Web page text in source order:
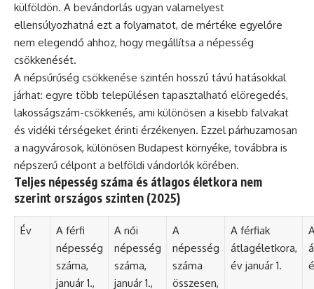
külföldön. A bevándorlás ugyan valamelyest
ellensúlyozhatná ezt a folyamatot, de mértéke egyelőre
nem elegendő ahhoz, hogy megállítsa a népesség
csökkenését.
A népsűrűség csökkenése szintén hosszú távú hatásokkal
járhat: egyre több településen tapasztalható elöregedés,
lakosságszám-csökkenés, ami különösen a kisebb falvakat
és vidéki térségeket érinti érzékenyen. Ezzel párhuzamosan
a nagyvárosok, különösen Budapest környéke, továbbra is
népszerű célpont a belföldi vándorlók körében.
Teljes népesség száma és átlagos életkora nem
szerint országos szinten (2025)
Év
A férfi
népesség
száma,
január 1.,
A női
népesség
száma,
január 1.,
A
népesség
száma
összesen,
A férfiak
átlagéletkora,
év január 1.